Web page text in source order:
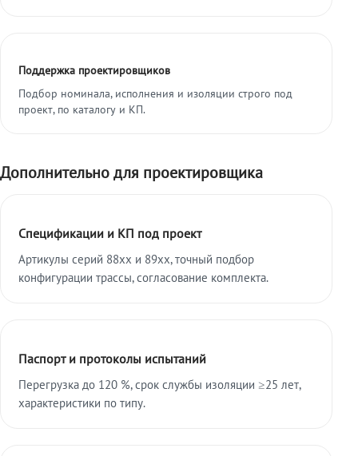
Поддержка проектировщиков
Подбор номинала, исполнения и изоляции строго под
проект, по каталогу и КП.
Дополнительно для проектировщика
Спецификации и КП под проект
Артикулы серий 88xx и 89xx, точный подбор
конфигурации трассы, согласование комплекта.
Паспорт и протоколы испытаний
Перегрузка до 120 %, срок службы изоляции ≥25 лет,
характеристики по типу.